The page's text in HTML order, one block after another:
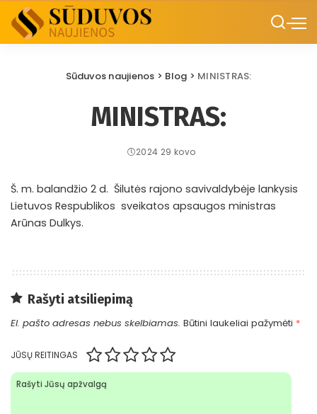
Sūduvos naujienos > Blog > MINISTRAS:
MINISTRAS:
2024 29 kovo
Š. m. balandžio 2 d. Šilutės rajono savivaldybėje lankysis
Lietuvos Respublikos sveikatos apsaugos ministras
Arūnas Dulkys.
Rašyti atsiliepimą
El. pašto adresas nebus skelbiamas. Būtini laukeliai pažymėti *
JŪSŲ REITINGAS